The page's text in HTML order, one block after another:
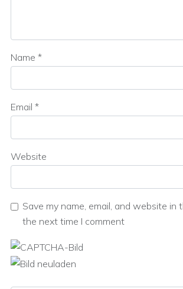
Name *
Email *
Website
Save my name, email, and website in
the next time I comment